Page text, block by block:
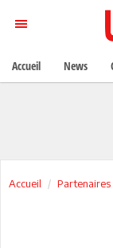
Accueil Partenaires
Accueil News